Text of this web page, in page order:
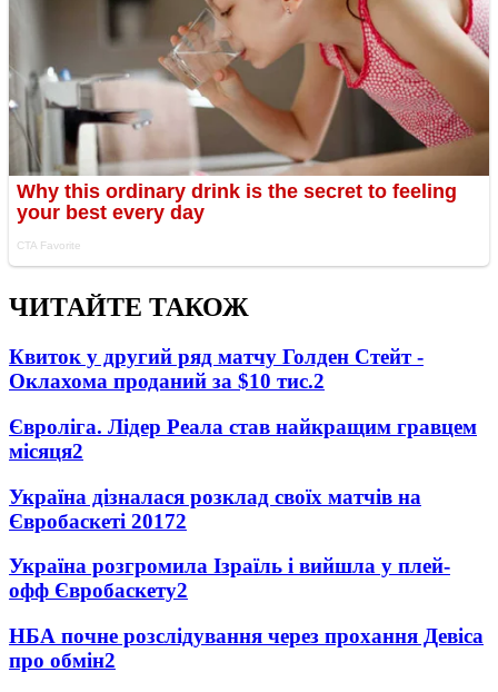
ЧИТАЙТЕ ТАКОЖ
Квиток у другий ряд матчу Голден Стейт -
Оклахома проданий за $10 тис.2
Євроліга. Лідер Реала став найкращим гравцем
місяця2
Україна дізналася розклад своїх матчів на
Євробаскеті 20172
Україна розгромила Ізраїль і вийшла у плей-
офф Євробаскету2
НБА почне розслідування через прохання Девіса
про обмін2